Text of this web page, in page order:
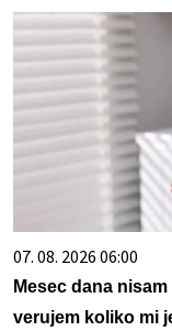
07. 08. 2026 06:00
Mesec dana
verujem koliko mi